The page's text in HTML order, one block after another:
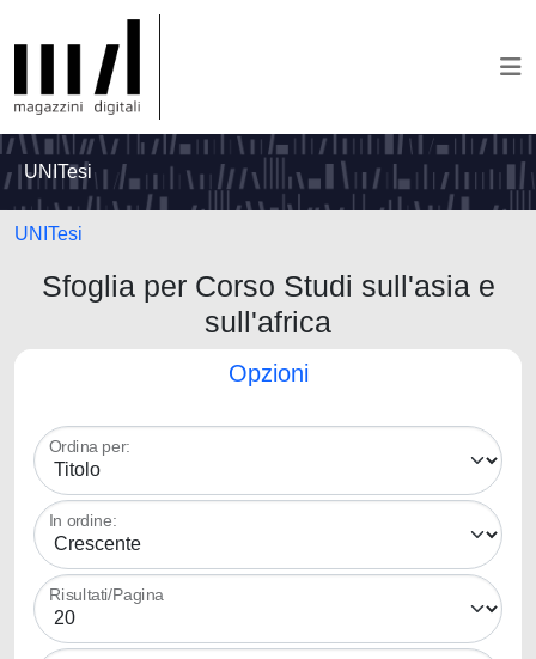
UNITesi
UNITesi
Sfoglia per Corso Studi sull'asia e
sull'africa
Opzioni
Ordina per:
In ordine:
Risultati/Pagina